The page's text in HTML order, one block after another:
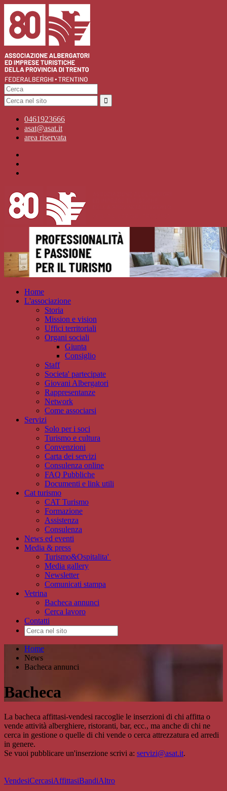
0461923666
asat@asat.it
area riservata
Home
L'associazione
Storia
Mission e vision
Uffici territoriali
Organi sociali
Giunta
Consiglio
Staff
Societa' partecipate
Giovani Albergatori
Rappresentanze
Network
Come associarsi
Servizi
Solo per i soci
Turismo e cultura
Convenzioni
Carta dei servizi
Consulenza online
FAQ Pubbliche
Documenti e link utili
Cat turismo
CAT Turismo
Formazione
Assistenza
Consulenza
News ed eventi
Media & press
Turismo&Ospitalita'
Media gallery
Newsletter
Comunicati stampa
Vetrina
Bacheca annunci
Cerca lavoro
Contatti
Home
News
Bacheca annunci
Bacheca
La bacheca affittasi-vendesi raccoglie le inserzioni di chi affitta o
vende attività alberghiere, ristoranti, bar, ecc., ma anche di chi ne
cerca in gestione o quelle di chi vende o cerca attrezzatura ed arredi
in genere.
Se vuoi pubblicare un'inserzione scrivi a: servizi@asat.it.
VendesiCercasiAffittasiBandiAltro